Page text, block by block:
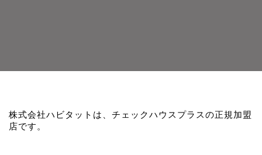
株式会社ハビタットは、チェックハウスプラスの正規加盟
店です。